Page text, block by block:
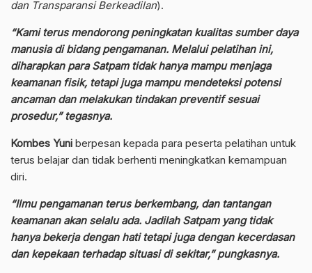
dan Transparansi Berkeadilan).
“Kami terus mendorong peningkatan kualitas sumber daya
manusia di bidang pengamanan. Melalui pelatihan ini,
diharapkan para Satpam tidak hanya mampu menjaga
keamanan fisik, tetapi juga mampu mendeteksi potensi
ancaman dan melakukan tindakan preventif sesuai
prosedur,” tegasnya.
Kombes Yuni berpesan kepada para peserta pelatihan untuk
terus belajar dan tidak berhenti meningkatkan kemampuan
diri.
“Ilmu pengamanan terus berkembang, dan tantangan
keamanan akan selalu ada. Jadilah Satpam yang tidak
hanya bekerja dengan hati tetapi juga dengan kecerdasan
dan kepekaan terhadap situasi di sekitar,” pungkasnya.